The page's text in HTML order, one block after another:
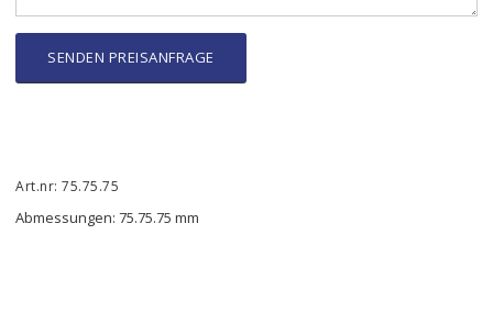
SENDEN PREISANFRAGE
Art.nr: 75.75.75
Abmessungen: 75.75.75 mm